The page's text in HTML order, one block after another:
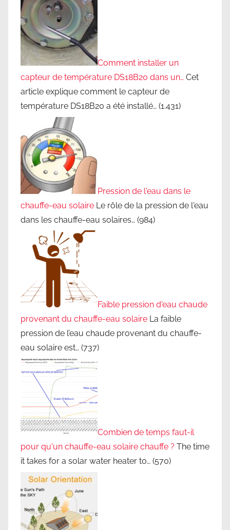
Comment installer un
capteur de température DS18B20 dans un… Cet
article explique comment le capteur de
température DS18B20 a été installé… (1.431)
Pression de l'eau dans le
chauffe-eau solaire Le rôle de la pression de l'eau
dans les chauffe-eau solaires… (984)
Faible pression d'eau chaude
provenant du chauffe-eau solaire La faible
pression de l’eau chaude provenant du chauffe-
eau solaire est… (737)
Combien de temps faut-il
pour qu'un chauffe-eau solaire chauffe ? The time
it takes for a solar water heater to… (570)